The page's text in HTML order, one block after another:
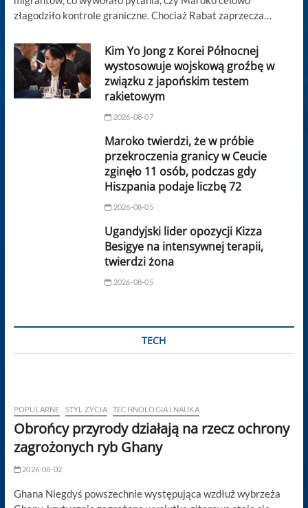
złagodziło kontrole graniczne. Chociaż Rabat zaprzecza…
Kim Yo Jong z Korei Północnej
wystosowuje wojskową groźbę w
związku z japońskim testem
rakietowym
2026-08-07
Maroko twierdzi, że w próbie
przekroczenia granicy w Ceucie
zginęło 11 osób, podczas gdy
Hiszpania podaje liczbę 72
2026-08-05
Ugandyjski lider opozycji Kizza
Besigye na intensywnej terapii,
twierdzi żona
2026-08-05
TECH
POPULARNE STYL ŻYCIA TECHNOLOGIA I NAUKA
Obrońcy przyrody działają na rzecz ochrony
zagrożonych ryb Ghany
2026-08-02
Ghana Niegdyś powszechnie występująca wzdłuż wybrzeża